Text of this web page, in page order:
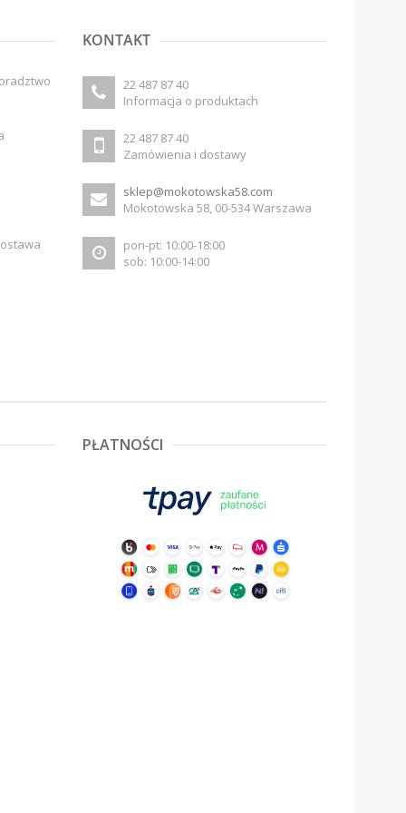
KONTAKT
22 487 87 40
Informacja o produktach
22 487 87 40
Zamówienia i dostawy
sklep@mokotowska58.com
Mokotowska 58, 00-534 Warszawa
pon-pt: 10:00-18:00
sob: 10:00-14:00
PŁATNOŚCI